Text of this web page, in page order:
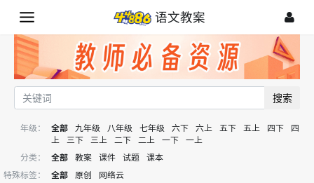
语文教案
搜索
年级： 全部 九年级 八年级 七年级 六下 六上 五下 五上 四下
四
上
三下 三上 二下 二上 一下
一上
分类：
全部 教案 课件 试题
课本
特殊标签：
全部 原创 网络云